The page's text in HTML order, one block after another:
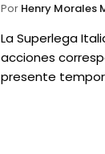
Por Henry Morales
La Superlega
acciones
presente